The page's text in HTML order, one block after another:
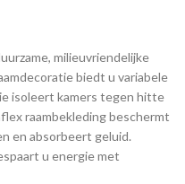
milieuvriendelijke
biedt u variabele
isoleert kamers tegen hitte
raambekleding beschermt
en absorbeert geluid.
u energie met